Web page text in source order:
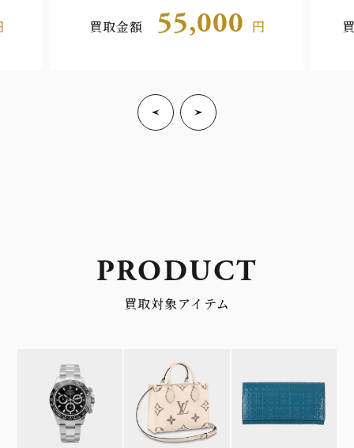
買取金額 55,000 円
PRODUCT
買取対象アイテム